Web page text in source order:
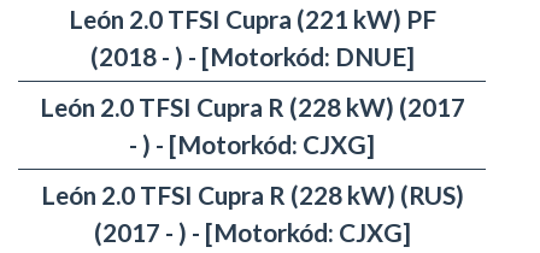
León 2.0 TFSI Cupra (221 kW) PF
(2018 - ) - [Motorkód: DNUE]
León 2.0 TFSI Cupra R (228 kW) (2017
- ) - [Motorkód: CJXG]
León 2.0 TFSI Cupra R (228 kW) (RUS)
(2017 - ) - [Motorkód: CJXG]